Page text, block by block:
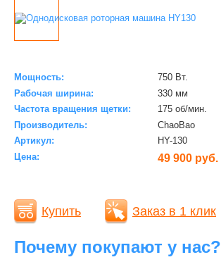
Мощность:
750 Вт.
Рабочая ширина:
330 мм
Частота вращения щетки:
175 об/мин.
Производитель:
ChaoBao
Артикул:
HY-130
Цена:
49 900 руб.
Купить Заказ в 1 клик
Почему покупают у нас?